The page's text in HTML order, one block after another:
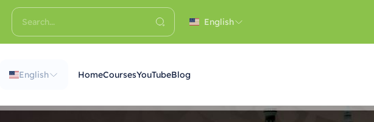
English
English HomeCoursesYouTubeBlog